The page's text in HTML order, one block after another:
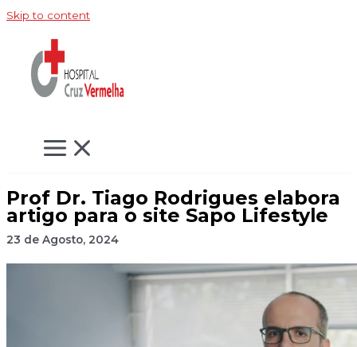
Skip to content
Prof Dr. Tiago Rodrigues elabora
artigo para o site Sapo Lifestyle
23 de Agosto, 2024